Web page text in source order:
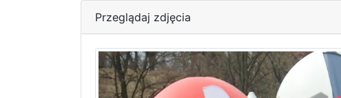
Przeglądaj zdjęcia